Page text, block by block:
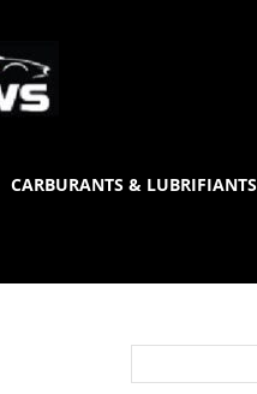
CARBURANTS & LUBRIFIANTS